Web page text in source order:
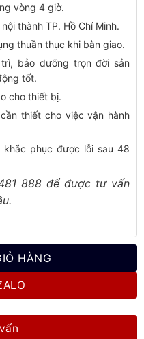
vòng 4 giờ.
thành TP. Hồ Chí Minh.
thuần thục khi bàn giao.
bảo dưỡng trọn đời sản
tốt.
cho thiết bị.
thiết cho việc vận hành
phục được lỗi sau 48
888 để được tư vấn
HÀNG